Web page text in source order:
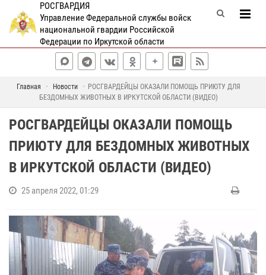
РОСГВАРДИЯ
Управление Федеральной службы войск
национальной гвардии Российской
Федерации по Иркутской области
Главная Новости
РОСГВАРДЕЙЦЫ ОКАЗАЛИ ПОМОЩЬ ПРИЮТУ ДЛЯ
БЕЗДОМНЫХ ЖИВОТНЫХ В ИРКУТСКОЙ ОБЛАСТИ (ВИДЕО)
РОСГВАРДЕЙЦЫ ОКАЗАЛИ ПОМОЩЬ
ПРИЮТУ ДЛЯ БЕЗДОМНЫХ ЖИВОТНЫХ
В ИРКУТСКОЙ ОБЛАСТИ (ВИДЕО)
25 апреля 2022, 01:29